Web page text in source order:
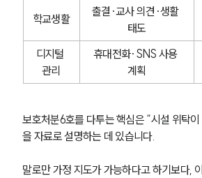
학교생활
출결·교사 의견·생활
태도
디지털
관리
휴대전화·SNS 사용
계획
보호처분6호를 다투는 핵심은 “시설 위탁
을 자료로 설명하는 데 있습니다.
말로만 가정 지도가 가능하다고 하기보다,